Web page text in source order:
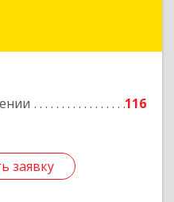
116
заявку
заявку